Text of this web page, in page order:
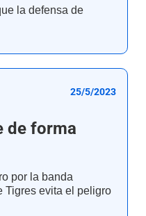
la defensa de
25/5/2023
de forma
por la banda
Tigres evita el peligro